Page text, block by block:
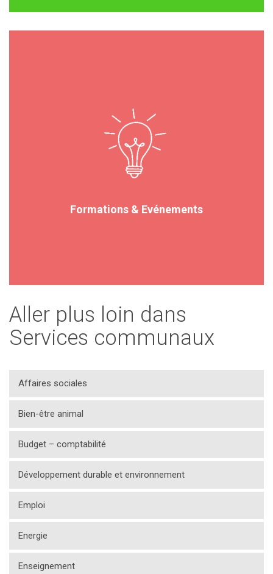
Formations & Evénements
Aller plus loin dans
Services communaux
Affaires sociales
Bien-être animal
Budget – comptabilité
Développement durable et environnement
Emploi
Energie
Enseignement